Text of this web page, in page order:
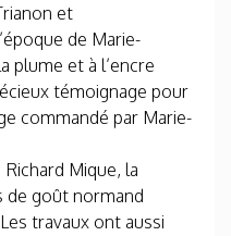
et
de Marie-
plume et à l’encre
témoignage pour
commandé par Marie-
Richard Mique, la
de goût normand
travaux ont aussi